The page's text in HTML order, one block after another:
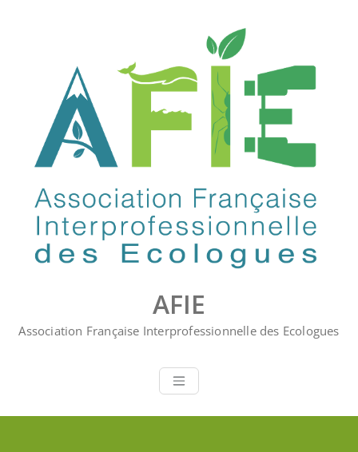
AFIE
Association Française Interprofessionnelle des Ecologues